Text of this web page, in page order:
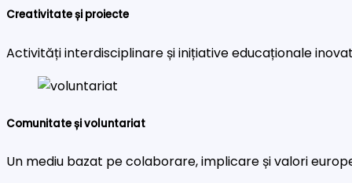
Creativitate și proiecte
Activități interdisciplinare și inițiative educaționale
Comunitate și voluntariat
Un mediu bazat pe colaborare, implicare și valori